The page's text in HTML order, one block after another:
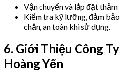
Vận chuyển và lắp đặt thảm
Kiểm tra kỹ lưỡng, đảm
chắn, an toàn khi sử dụng.
6. Giới Thiệu Công
Hoàng Yến